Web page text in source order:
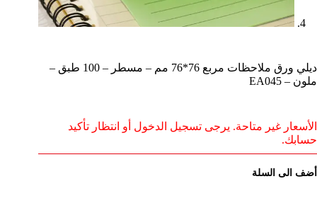
ديلي ورق ملاحظات مربع 76*76 مم – مسطر – 100 طبق –
ملون – EA045
الأسعار غير متاحة. يرجى تسجيل الدخول أو انتظار تأكيد
حسابك.
أضف الى السلة